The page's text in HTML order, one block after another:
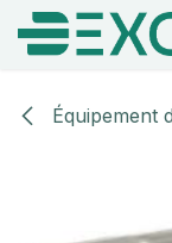
Se rendre au
Équipement